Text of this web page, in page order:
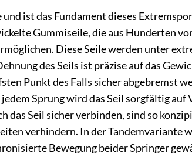
ist das Fundament dieses
Gummiseile, die aus Hunderten
Diese Seile werden unter
des Seils ist präzise auf das
Punkt des Falls sicher abgebremst
Sprung wird das Seil sorgfältig auf
Seil sicher verbinden, sind so
verhindern. In der Tandemvariante
Bewegung beider Springer